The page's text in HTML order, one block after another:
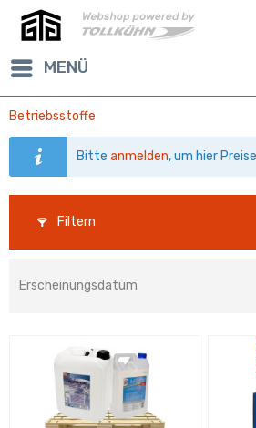
MENÜ
Betriebsstoffe
Bitteanmelden, um hier
Filtern